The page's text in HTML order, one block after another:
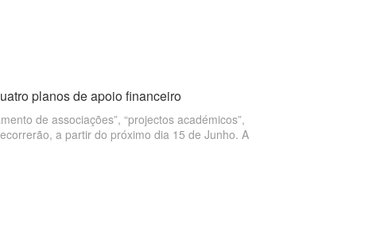
planos de apoio financeiro
de associações”, “projectos académicos”,
a partir do próximo dia 15 de Junho. A